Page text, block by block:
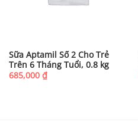
Sữa Aptamil Số 2 Cho Trẻ
Trên 6 Tháng Tuổi, 0.8 kg
685,000 ₫